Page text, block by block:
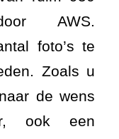
AWS.
foto’s te
Zoals u
de wens
ook een